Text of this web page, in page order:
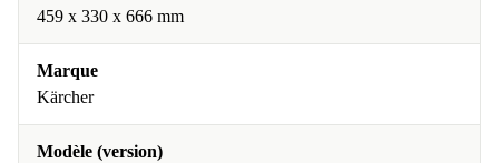
459 x 330 x 666 mm
Marque
Kärcher
Modèle (version)